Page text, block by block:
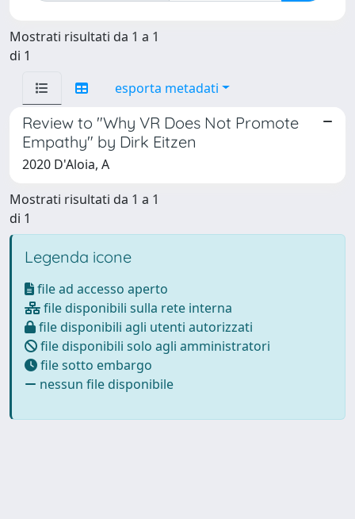
Mostrati risultati da 1 a 1
di 1
esporta metadati
Review to "Why VR Does Not Promote
Empathy" by Dirk Eitzen
2020 D'Aloia, A
Mostrati risultati da 1 a 1
di 1
Legenda icone
file ad accesso aperto
file disponibili sulla rete interna
file disponibili agli utenti autorizzati
file disponibili solo agli amministratori
file sotto embargo
nessun file disponibile